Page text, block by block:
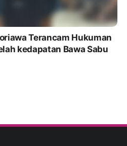
Terancam Hukuman
kedapatan Bawa Sabu